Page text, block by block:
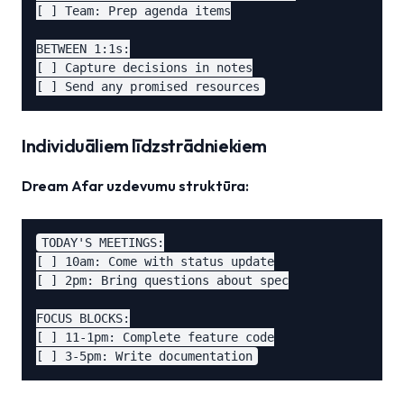
[ ] Team: Prep agenda items
BETWEEN 1:1s:
[ ] Capture decisions in notes
Individuāliem līdzstrādniekiem
Dream Afar uzdevumu struktūra:
TODAY'S MEETINGS:
[ ] 10am: Come with status update
[ ] 2pm: Bring questions about spec
FOCUS BLOCKS:
[ ] 11-1pm: Complete feature code